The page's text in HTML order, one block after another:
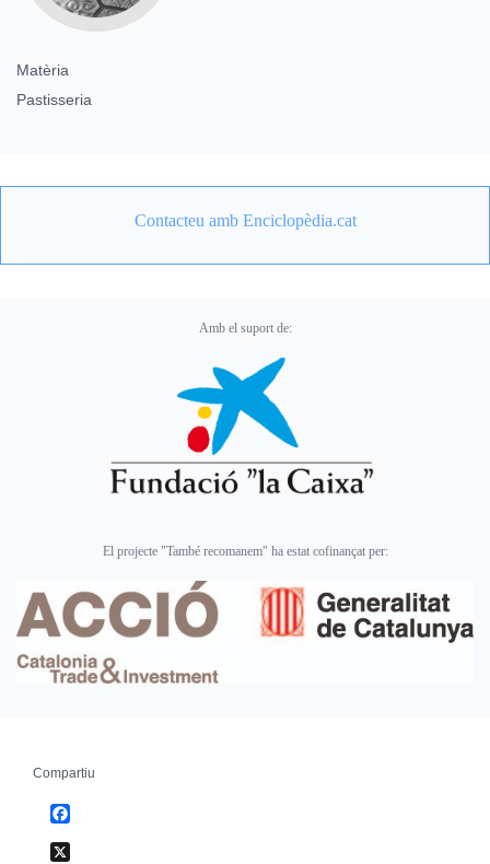
Matèria
Pastisseria
Contacteu amb Enciclopèdia.cat
Amb el suport de:
El projecte "També recomanem" ha estat cofinançat per:
Compartiu